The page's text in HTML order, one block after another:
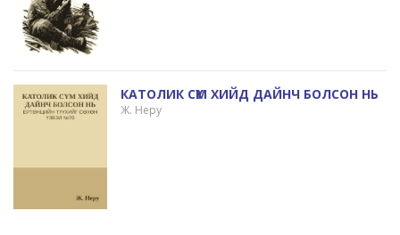
КАТОЛИК СҮМ ХИЙД ДАЙНЧ БОЛСОН НЬ
Ж. Неру